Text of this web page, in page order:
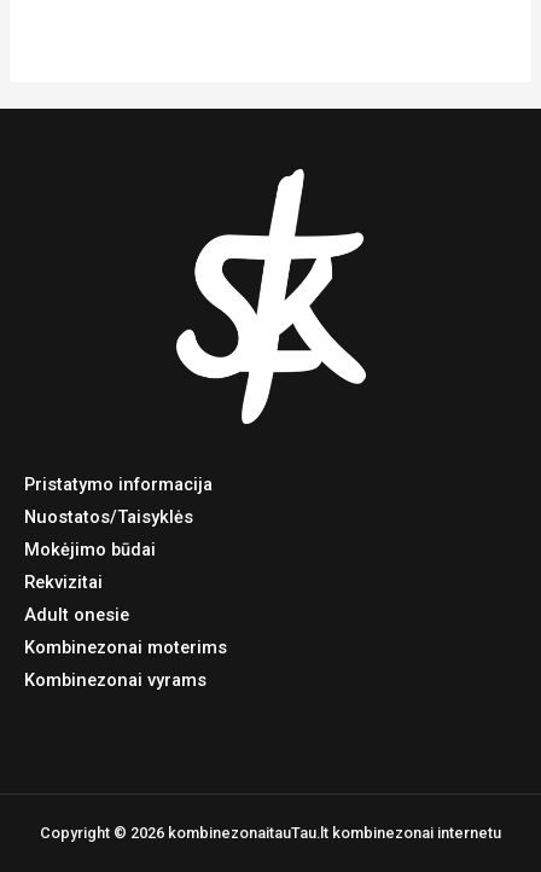
Pristatymo informacija
Nuostatos/Taisyklės
Mokėjimo būdai
Rekvizitai
Adult onesie
Kombinezonai moterims
Kombinezonai vyrams
Copyright © 2026 kombinezonaitauTau.lt kombinezonai internetu